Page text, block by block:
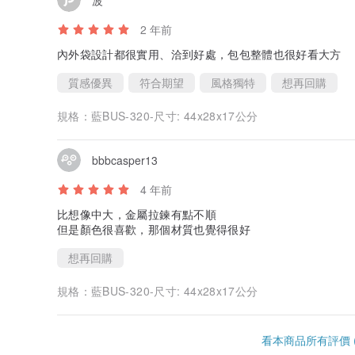
2 年前
內外袋設計都很實用、洽到好處，包包整體也很好看大方
質感優異
符合期望 風格獨特 想再回購
規格：藍BUS-320-尺寸: 44x28x17公分
bbbcasper13
4 年前
比想像中大，金屬拉鍊有點不順
但是顏色很喜歡，那個材質也覺得很好
想再回購
規格：藍BUS-320-尺寸: 44x28x17公分
看本商品所有評價